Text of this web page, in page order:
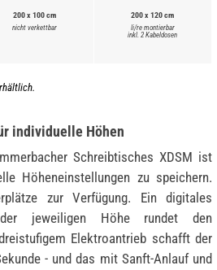
200 x 100 cm
nicht verkettbar
200 x 120 cm
li/re montierbar
inkl. 2 Kabeldosen
individuelle Höhen
Schreibtisches XDSM ist
Höheneinstellungen zu speichern.
zur Verfügung. Ein digitales
jeweiligen Höhe rundet den
Elektroantrieb schafft der
- und das mit Sanft-Anlauf und